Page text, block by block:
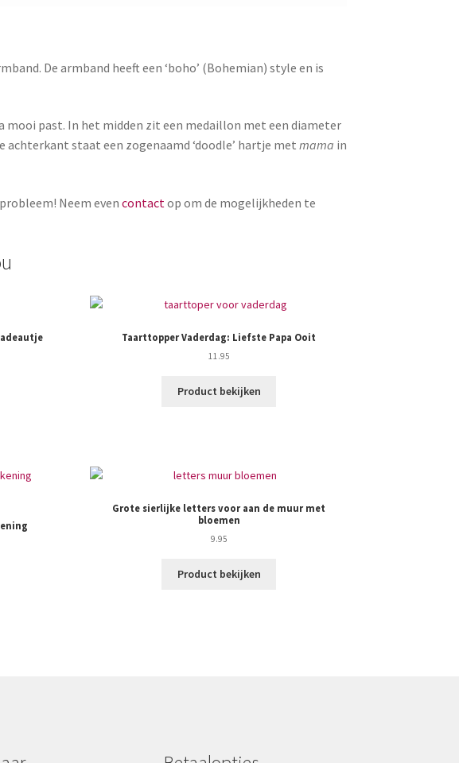
De armband heeft een ‘boho’ (Bohemian) style en is
mooi past. In het midden zit een medaillon met een diameter
achterkant staat een zogenaamd ‘doodle’ hartje metmama in
Neem evencontact op om de mogelijkheden te
Taarttopper Vaderdag: Liefste Papa Ooit
11.95
Product bekijken
Grote sierlijke letters voor aan de muur met
bloemen
9.95
Product bekijken